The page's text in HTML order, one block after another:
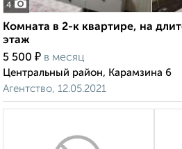
4
Комната в 2-к квартире, на
этаж
5 500 ₽ в месяц
Центральный район, Карамзина 6
Агентство, 12.05.2021